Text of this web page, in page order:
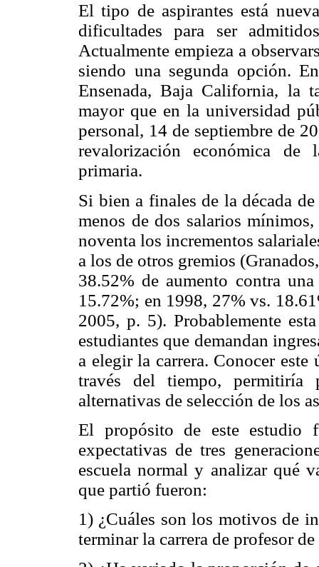
El tipo de aspirantes está
dificultades para ser
Actualmente empieza a
siendo una segunda opción.
Ensenada, Baja California, la
mayor que en la universidad
personal, 14 de septiembre de
revalorización económica de
primaria.
Si bien a finales de la década
menos de dos salarios
noventa los incrementos
a los de otros gremios
38.52% de aumento contra
15.72%; en 1998, 27% vs.
2005, p. 5). Probablemente
estudiantes que demandan
a elegir la carrera. Conocer
través del tiempo, permitiría
alternativas de selección de los
El propósito de este
expectativas de tres
escuela normal y analizar qué
que partió fueron:
1) ¿Cuáles son los motivos de
terminar la carrera de profesor